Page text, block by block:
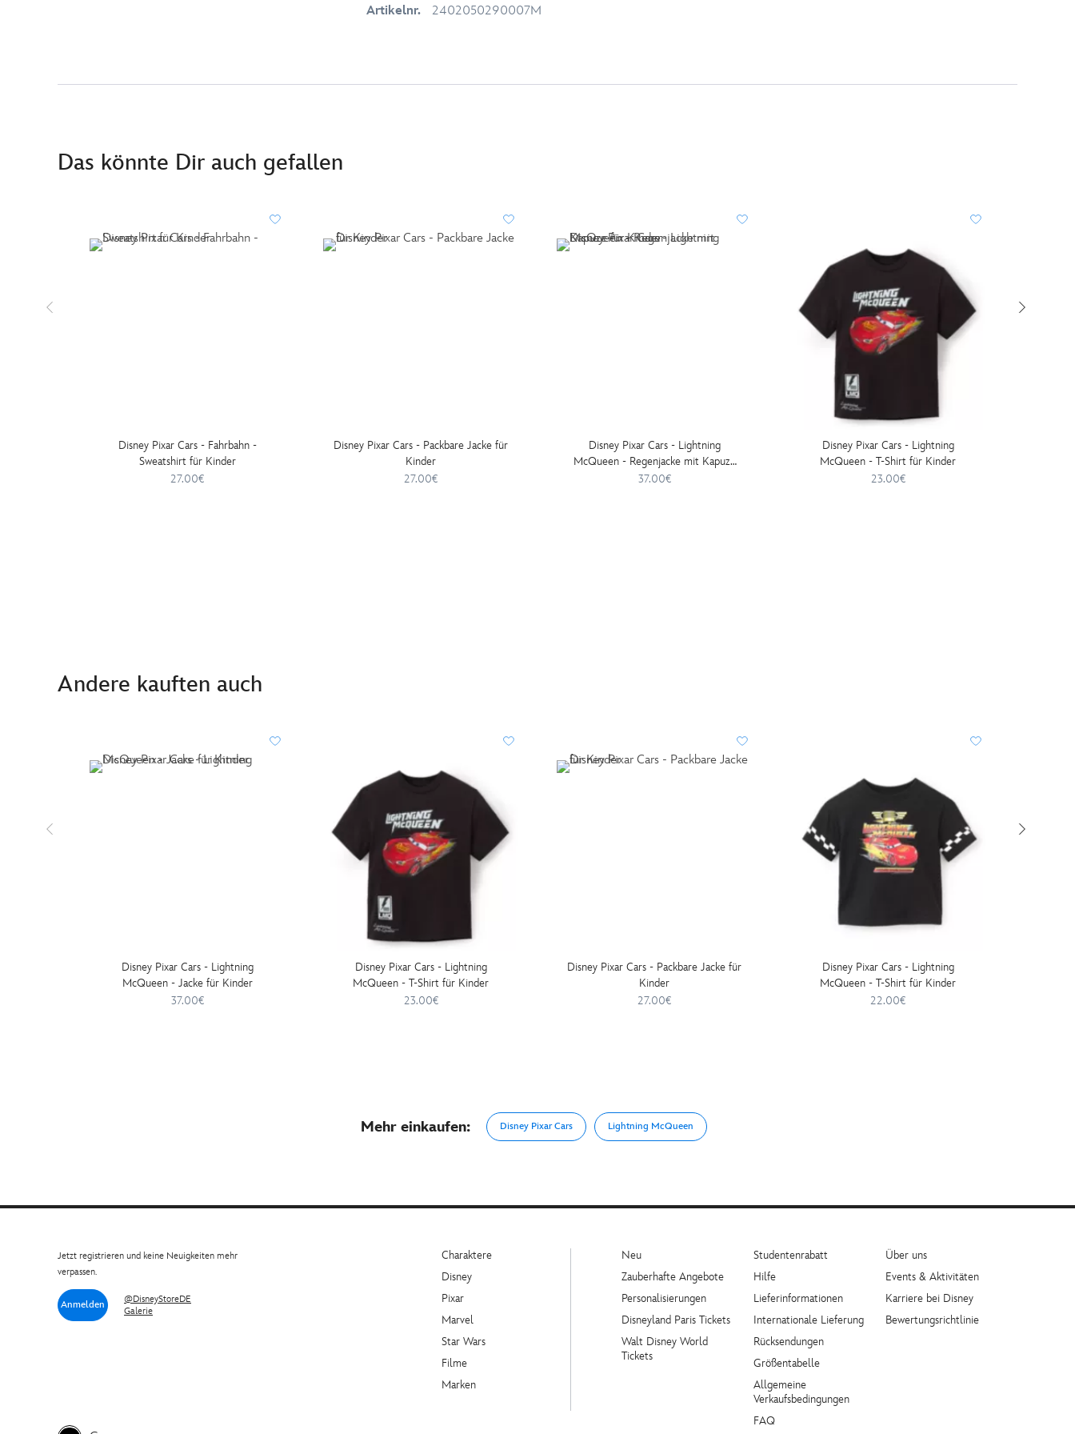
Artikelnr. 2402050290007M
Das könnte Dir auch gefallen
Disney Pixar Cars - Fahrbahn -
Sweatshirt für Kinder
27.00€
Disney Pixar Cars - Packbare Jacke für
Kinder
27.00€
Disney Pixar Cars - Lightning
McQueen - Regenjacke mit Kapuze
für Kinder
37.00€
Disney Pixar Cars - Lightning
McQueen - T-Shirt für Kinder
23.00€
Andere kauften auch
Disney Pixar Cars - Lightning
McQueen - Jacke für Kinder
37.00€
Disney Pixar Cars - Lightning
McQueen - T-Shirt für Kinder
23.00€
Disney Pixar Cars - Packbare Jacke für
Kinder
27.00€
Disney Pixar Cars - Lightning
McQueen - T-Shirt für Kinder
22.00€
Mehr einkaufen: Disney Pixar Cars Lightning McQueen
Jetzt registrieren und keine Neuigkeiten mehr
verpassen.
Anmelden
@DisneyStoreDE
Galerie
Charaktere
Disney
Pixar
Marvel
Star Wars
Filme
Marken
Neu
Zauberhafte Angebote
Personalisierungen
Disneyland Paris Tickets
Walt Disney World
Tickets
Studentenrabatt
Hilfe
Lieferinformationen
Internationale Lieferung
Rücksendungen
Größentabelle
Allgemeine
Verkaufsbedingungen
FAQ
Über uns
Events & Aktivitäten
Karriere bei Disney
Bewertungsrichtlinie